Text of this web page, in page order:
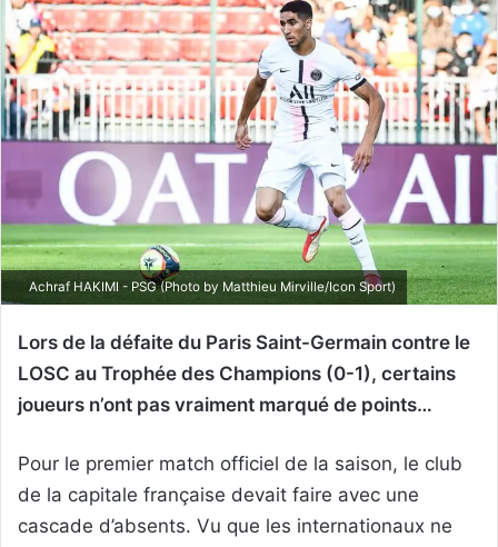
Achraf HAKIMI - PSG (Photo by Matthieu Mirville/Icon Sport)
Lors de la défaite du Paris Saint-Germain contre le
LOSC au Trophée des Champions (0-1), certains
joueurs n’ont pas vraiment marqué de points…
Pour le premier match officiel de la saison, le club
de la capitale française devait faire avec une
cascade d’absents. Vu que les internationaux ne